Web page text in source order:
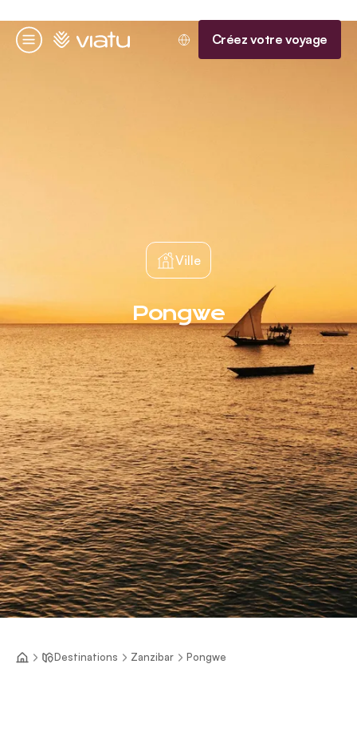
Menu
Accueil Créez votre voyage
Ville
Pongwe
Destinations Zanzibar Pongwe